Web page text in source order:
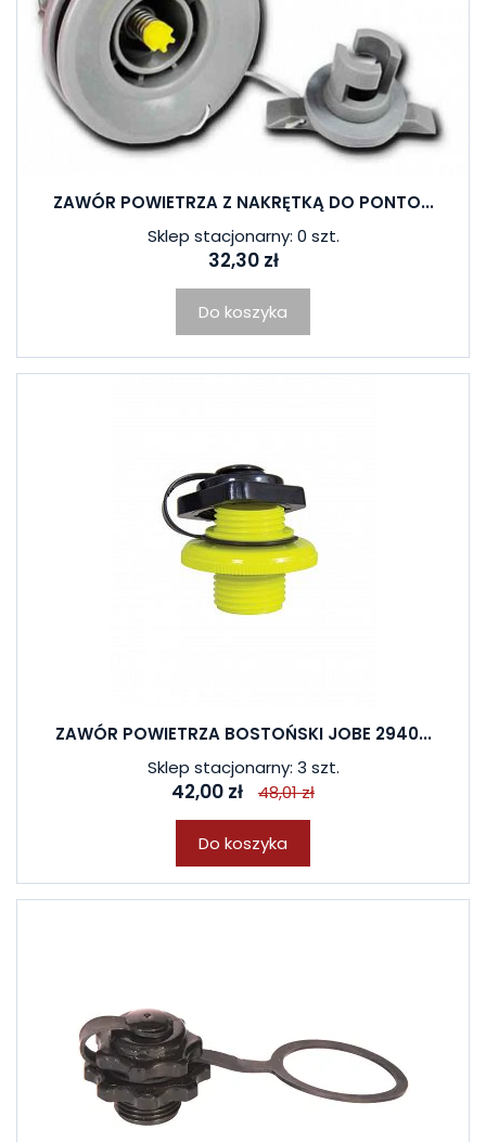
ZAWÓR POWIETRZA Z NAKRĘTKĄ DO PONTO...
Sklep stacjonarny: 0 szt.
32,30 zł
Do koszyka
ZAWÓR POWIETRZA BOSTOŃSKI JOBE 2940...
Sklep stacjonarny: 3 szt.
42,00 zł 48,01 zł
Do koszyka